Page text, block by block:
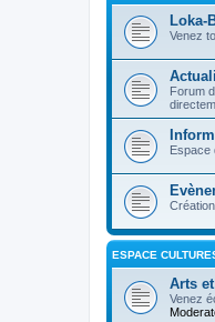
Loka-
Venez
Forum
Espace
ESPACE
Arts
Venez